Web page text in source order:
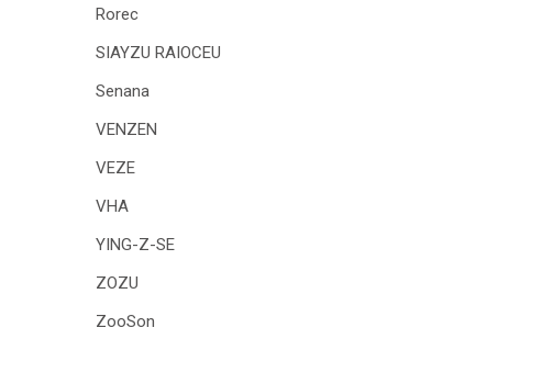
Rorec
SIAYZU RAIOCEU
Senana
VENZEN
VEZE
VHA
YING-Z-SE
ZOZU
ZooSon